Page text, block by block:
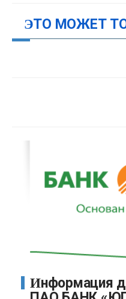
ЭТО МОЖЕТ
Информация для вкладчиков